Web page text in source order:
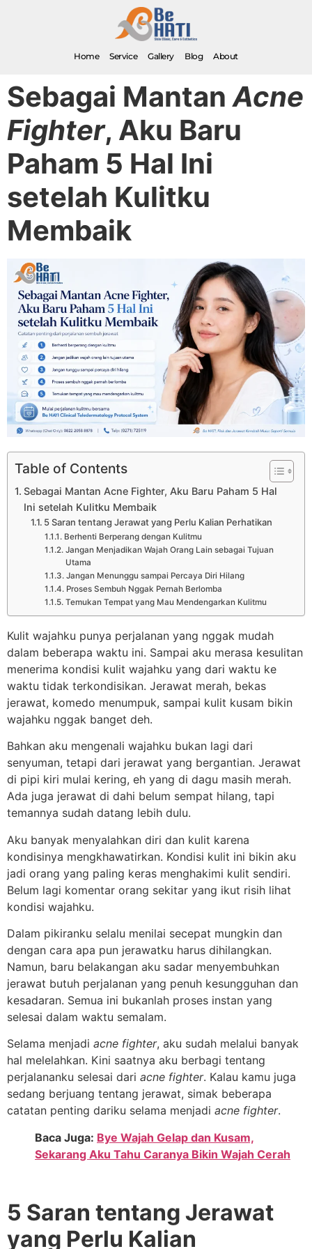
Home Service Gallery Blog About
Sebagai Mantan Acne
Fighter, Aku Baru
Paham 5 Hal Ini
setelah Kulitku
Membaik
Table of Contents
Sebagai Mantan Acne Fighter, Aku Baru Paham 5 Hal
Ini setelah Kulitku Membaik
5 Saran tentang Jerawat yang Perlu Kalian Perhatikan
Berhenti Berperang dengan Kulitmu
Jangan Menjadikan Wajah Orang Lain sebagai Tujuan
Utama
Jangan Menunggu sampai Percaya Diri Hilang
Proses Sembuh Nggak Pernah Berlomba
Temukan Tempat yang Mau Mendengarkan Kulitmu
Kulit wajahku punya perjalanan yang nggak mudah
dalam beberapa waktu ini. Sampai aku merasa kesulitan
menerima kondisi kulit wajahku yang dari waktu ke
waktu tidak terkondisikan. Jerawat merah, bekas
jerawat, komedo menumpuk, sampai kulit kusam bikin
wajahku nggak banget deh.
Bahkan aku mengenali wajahku bukan lagi dari
senyuman, tetapi dari jerawat yang bergantian. Jerawat
di pipi kiri mulai kering, eh yang di dagu masih merah.
Ada juga jerawat di dahi belum sempat hilang, tapi
temannya sudah datang lebih dulu.
Aku banyak menyalahkan diri dan kulit karena
kondisinya mengkhawatirkan. Kondisi kulit ini bikin aku
jadi orang yang paling keras menghakimi kulit sendiri.
Belum lagi komentar orang sekitar yang ikut risih lihat
kondisi wajahku.
Dalam pikiranku selalu menilai secepat mungkin dan
dengan cara apa pun jerawatku harus dihilangkan.
Namun, baru belakangan aku sadar menyembuhkan
jerawat butuh perjalanan yang penuh kesungguhan dan
kesadaran. Semua ini bukanlah proses instan yang
selesai dalam waktu semalam.
Selama menjadi acne fighter, aku sudah melalui banyak
hal melelahkan. Kini saatnya aku berbagi tentang
perjalananku selesai dari acne fighter. Kalau kamu juga
sedang berjuang tentang jerawat, simak beberapa
catatan penting dariku selama menjadi acne fighter.
Baca Juga: Bye Wajah Gelap dan Kusam,
Sekarang Aku Tahu Caranya Bikin Wajah Cerah
5 Saran tentang Jerawat
yang Perlu Kalian